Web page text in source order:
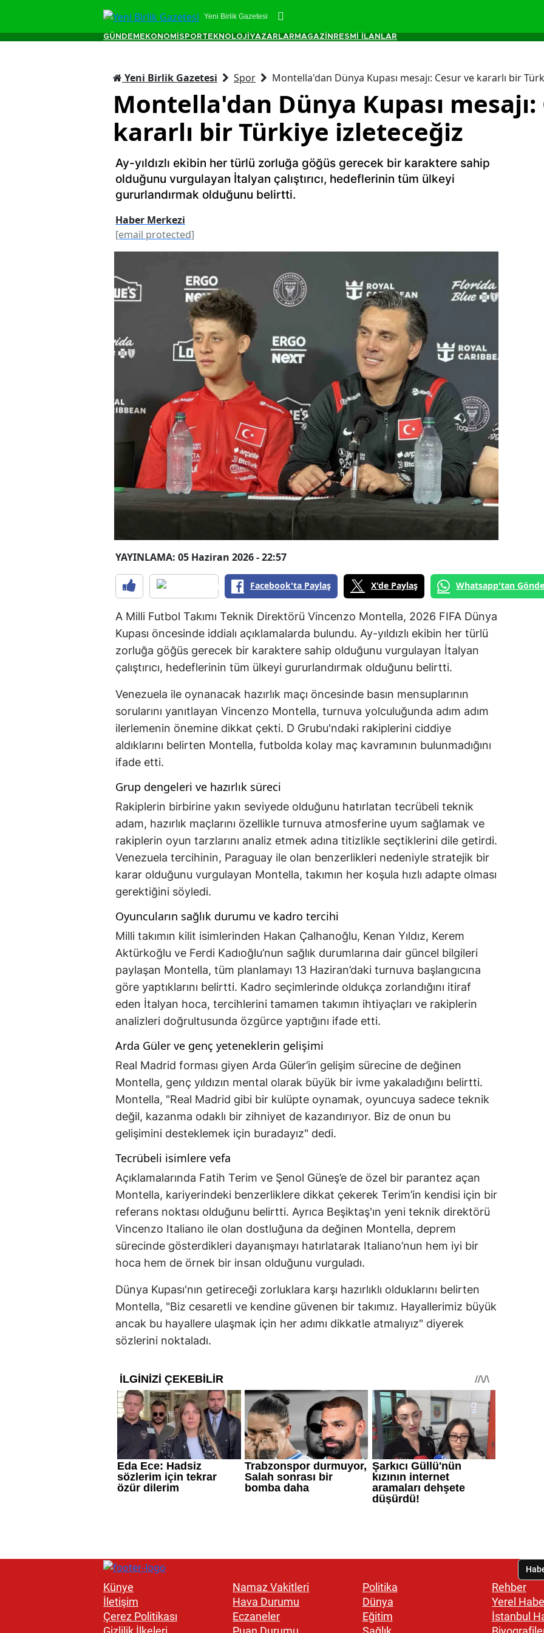
Yeni Birlik Gazetesi
GÜNDEM EKONOMİ SPORTEKNOLOJİ YAZARLAR MAGAZİN RESMİ İLANLAR
Yeni Birlik Gazetesi Spor Montella'dan Dünya Kupası mesajı: Cesur ve kararlı bir
Montella'dan Dünya Kupası mesajı:
kararlı bir Türkiye izleteceğiz
Ay-yıldızlı ekibin her türlü zorluğa göğüs gerecek bir karaktere sahip
olduğunu vurgulayan İtalyan çalıştırıcı, hedeflerinin tüm ülkeyi
gururlandırmak olduğunu belirtti.
Haber Merkezi
[email protected]
YAYINLAMA: 05 Haziran 2026 - 22:57
Facebook'ta Paylaş X'de Paylaş Whatsapp'tan
A Milli Futbol Takımı Teknik Direktörü Vincenzo Montella, 2026 FIFA Dünya
Kupası öncesinde iddialı açıklamalarda bulundu. Ay-yıldızlı ekibin her türlü
zorluğa göğüs gerecek bir karaktere sahip olduğunu vurgulayan İtalyan
çalıştırıcı, hedeflerinin tüm ülkeyi gururlandırmak olduğunu belirtti.
Venezuela ile oynanacak hazırlık maçı öncesinde basın mensuplarının
sorularını yanıtlayan Vincenzo Montella, turnuva yolculuğunda adım adım
ilerlemenin önemine dikkat çekti. D Grubu'ndaki rakiplerini ciddiye
aldıklarını belirten Montella, futbolda kolay maç kavramının bulunmadığını
ifade etti.
Grup dengeleri ve hazırlık süreci
Rakiplerin birbirine yakın seviyede olduğunu hatırlatan tecrübeli teknik
adam, hazırlık maçlarını özellikle turnuva atmosferine uyum sağlamak ve
rakiplerin oyun tarzlarını analiz etmek adına titizlikle seçtiklerini dile getirdi.
Venezuela tercihinin, Paraguay ile olan benzerlikleri nedeniyle stratejik bir
karar olduğunu vurgulayan Montella, takımın her koşula hızlı adapte olması
gerektiğini söyledi.
Oyuncuların sağlık durumu ve kadro tercihi
Milli takımın kilit isimlerinden Hakan Çalhanoğlu, Kenan Yıldız, Kerem
Aktürkoğlu ve Ferdi Kadıoğlu’nun sağlık durumlarına dair güncel bilgileri
paylaşan Montella, tüm planlamayı 13 Haziran’daki turnuva başlangıcına
göre yaptıklarını belirtti. Kadro seçimlerinde oldukça zorlandığını itiraf
eden İtalyan hoca, tercihlerini tamamen takımın ihtiyaçları ve rakiplerin
analizleri doğrultusunda özgürce yaptığını ifade etti.
Arda Güler ve genç yeteneklerin gelişimi
Real Madrid forması giyen Arda Güler’in gelişim sürecine de değinen
Montella, genç yıldızın mental olarak büyük bir ivme yakaladığını belirtti.
Montella, "Real Madrid gibi bir kulüpte oynamak, oyuncuya sadece teknik
değil, kazanma odaklı bir zihniyet de kazandırıyor. Biz de onun bu
gelişimini desteklemek için buradayız" dedi.
Tecrübeli isimlere vefa
Açıklamalarında Fatih Terim ve Şenol Güneş’e de özel bir parantez açan
Montella, kariyerindeki benzerliklere dikkat çekerek Terim’in kendisi için bir
referans noktası olduğunu belirtti. Ayrıca Beşiktaş'ın yeni teknik direktörü
Vincenzo Italiano ile olan dostluğuna da değinen Montella, deprem
sürecinde gösterdikleri dayanışmayı hatırlatarak Italiano’nun hem iyi bir
hoca hem de örnek bir insan olduğunu vurguladı.
Dünya Kupası'nın getireceği zorluklara karşı hazırlıklı olduklarını belirten
Montella, "Biz cesaretli ve kendine güvenen bir takımız. Hayallerimiz büyük
ancak bu hayallere ulaşmak için her adımı dikkatle atmalıyız" diyerek
sözlerini noktaladı.
Künye
İletişim
Çerez Politikası
Namaz Vakitleri
Hava Durumu
Eczaneler
Politika
Dünya
Eğitim
Rehber
Yerel
İstanbul